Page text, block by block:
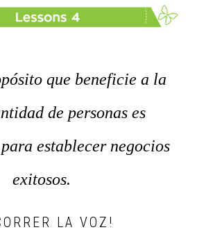
que beneficie a la
de personas es
establecer negocios
exitosos.
LA VOZ!